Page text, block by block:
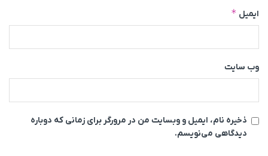
ایمیل *
وب‌ سایت
ذخیره نام، ایمیل و وبسایت من در مرورگر برای زمانی که دوباره
دیدگاهی می‌نویسم.